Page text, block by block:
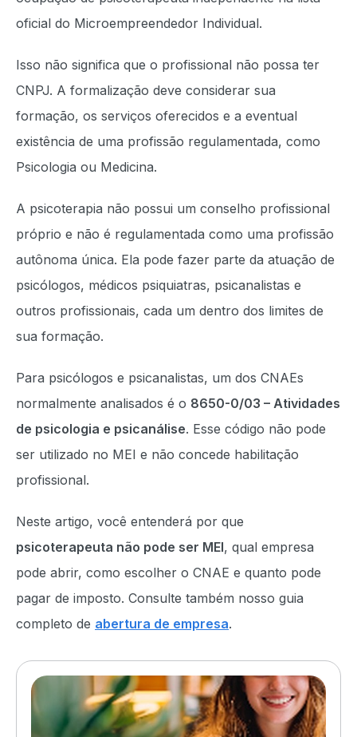
oficial do Microempreendedor Individual.
Isso não significa que o profissional não possa ter
CNPJ. A formalização deve considerar sua
formação, os serviços oferecidos e a eventual
existência de uma profissão regulamentada, como
Psicologia ou Medicina.
A psicoterapia não possui um conselho profissional
próprio e não é regulamentada como uma profissão
autônoma única. Ela pode fazer parte da atuação de
psicólogos, médicos psiquiatras, psicanalistas e
outros profissionais, cada um dentro dos limites de
sua formação.
Para psicólogos e psicanalistas, um dos CNAEs
normalmente analisados é o 8650-0/03 – Atividades
de psicologia e psicanálise. Esse código não pode
ser utilizado no MEI e não concede habilitação
profissional.
Neste artigo, você entenderá por que
psicoterapeuta não pode ser MEI, qual empresa
pode abrir, como escolher o CNAE e quanto pode
pagar de imposto. Consulte também nosso guia
completo de abertura de empresa.